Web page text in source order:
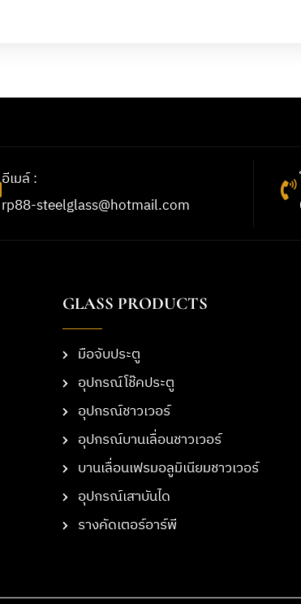
อีเมล์ :
rp88-steelglass@hotmail.com
GLASS PRODUCTS
มือจับประตู
อุปกรณ์โช๊คประตู
อุปกรณ์ชาวเวอร์
อุปกรณ์บานเลื่อนชาวเวอร์
บานเลื่อนเฟรมอลูมิเนียมชาวเวอร์
อุปกรณ์เสาบันได
รางคัดเตอร์อาร์พี